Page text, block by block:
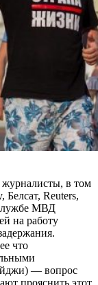
в том
Reuters,
МВД
на работу
что
— вопрос
прояснить этот